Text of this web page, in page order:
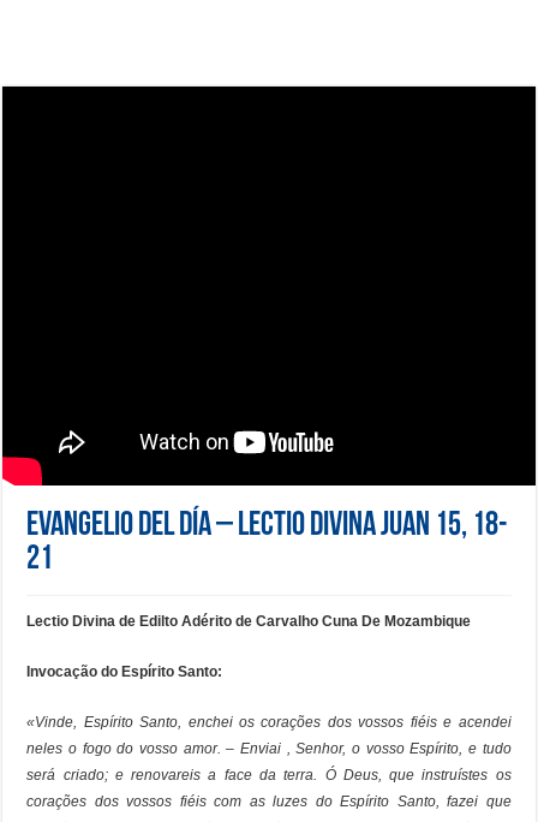
Evangelio del día – Lectio Divina Juan 15, 18-
21
Lectio Divina de Edilto Adérito de Carvalho Cuna De Mozambique
Invocação do Espírito Santo:
«Vinde, Espírito Santo, enchei os corações dos vossos fiéis e acendei
neles o fogo do vosso amor. – Enviai , Senhor, o vosso Espírito, e tudo
será criado; e renovareis a face da terra. Ó Deus, que instruístes os
corações dos vossos fiéis com as luzes do Espírito Santo, fazei que